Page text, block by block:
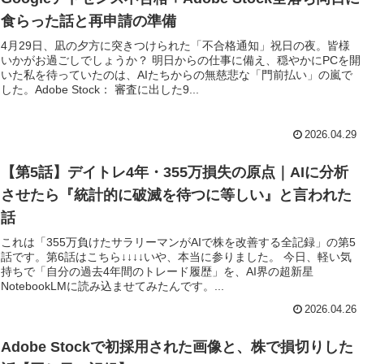
食らった話と再申請の準備
4月29日、凪の夕方に突きつけられた「不合格通知」祝日の夜。皆様
いかがお過ごしでしょうか？ 明日からの仕事に備え、穏やかにPCを開
いた私を待っていたのは、AIたちからの無慈悲な「門前払い」の嵐で
した。Adobe Stock： 審査に出した9...
2026.04.29
【第5話】デイトレ4年・355万損失の原点｜AIに分析
させたら『統計的に破滅を待つに等しい』と言われた
話
これは「355万負けたサラリーマンがAIで株を改善する全記録」の第5
話です。第6話はこちら↓↓↓↓いや、本当に参りました。 今日、軽い気
持ちで「自分の過去4年間のトレード履歴」を、AI界の超新星
NotebookLMに読み込ませてみたんです。...
2026.04.26
Adobe Stockで初採用された画像と、株で損切りした